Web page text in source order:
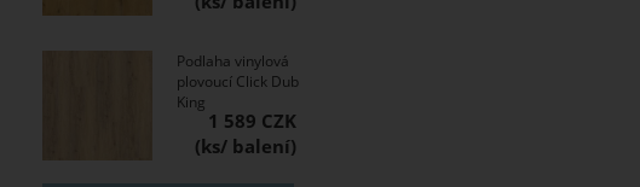
Podlaha vinylová
plovoucí Click Dub
King
1 589 CZK